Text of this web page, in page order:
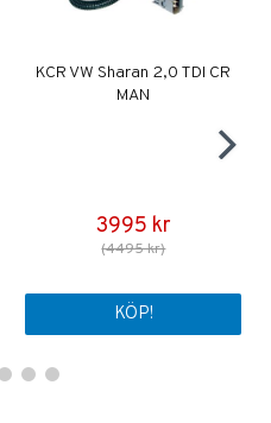
KCR VW Sharan 2,0 TDI CR
MAN
3995 kr
(4495 kr)
KÖP!